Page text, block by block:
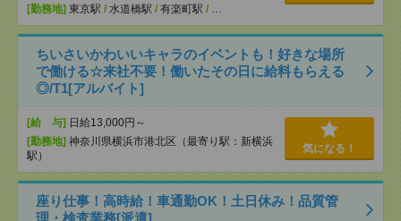
[勤務地] 東京駅 / 水道橋駅 / 有楽町駅 /
ちいさいかわいいキャラのイベントも！好きな場所
で働ける☆来社不要！働いたその日に給料もらえる
◎/T1[アルバイト]
[給 与] 日給13,000円～
[勤務地] 神奈川県横浜市港北区（最寄り駅：新横浜
駅）
気になる！
座り仕事！高時給！車通勤OK！土日休み！品質管
理・検査業務[派遣]